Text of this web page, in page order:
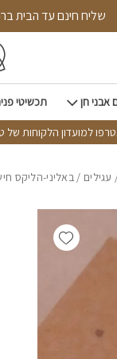
שליח חינם עד הבית
אבני חן תכשיטי
למועדון הלקוחות של טאו וקבלו 10%
עגילים / באליני-הליקס
Add wishlist